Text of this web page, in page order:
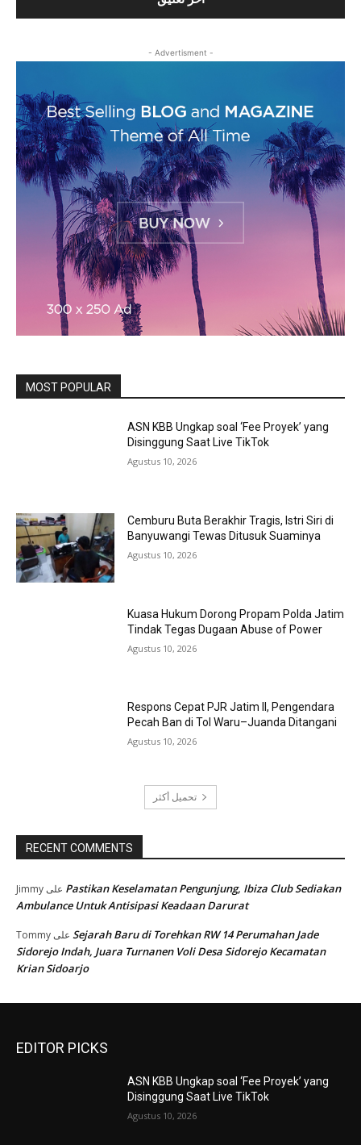
- Advertisment -
MOST POPULAR
ASN KBB Ungkap soal ‘Fee Proyek’ yang
Disinggung Saat Live TikTok
Agustus 10, 2026
Cemburu Buta Berakhir Tragis, Istri Siri di
Banyuwangi Tewas Ditusuk Suaminya
Agustus 10, 2026
Kuasa Hukum Dorong Propam Polda Jatim
Tindak Tegas Dugaan Abuse of Power
Agustus 10, 2026
Respons Cepat PJR Jatim II, Pengendara
Pecah Ban di Tol Waru–Juanda Ditangani
Agustus 10, 2026
تحميل أكثر
RECENT COMMENTS
Jimmy
Pastikan Keselamatan Pengunjung, Ibiza Club Sediakan
Ambulance Untuk Antisipasi Keadaan Darurat
Tommy
Sejarah Baru di Torehkan RW 14 Perumahan Jade
Sidorejo Indah, Juara Turnanen Voli Desa Sidorejo Kecamatan
Krian Sidoarjo
EDITOR PICKS
ASN KBB Ungkap soal ‘Fee Proyek’ yang
Disinggung Saat Live TikTok
Agustus 10, 2026